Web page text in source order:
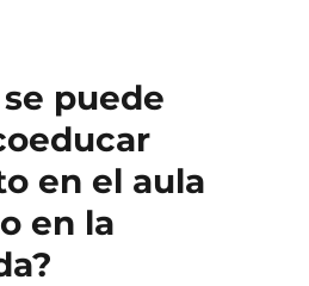
puede
en el aula
en la